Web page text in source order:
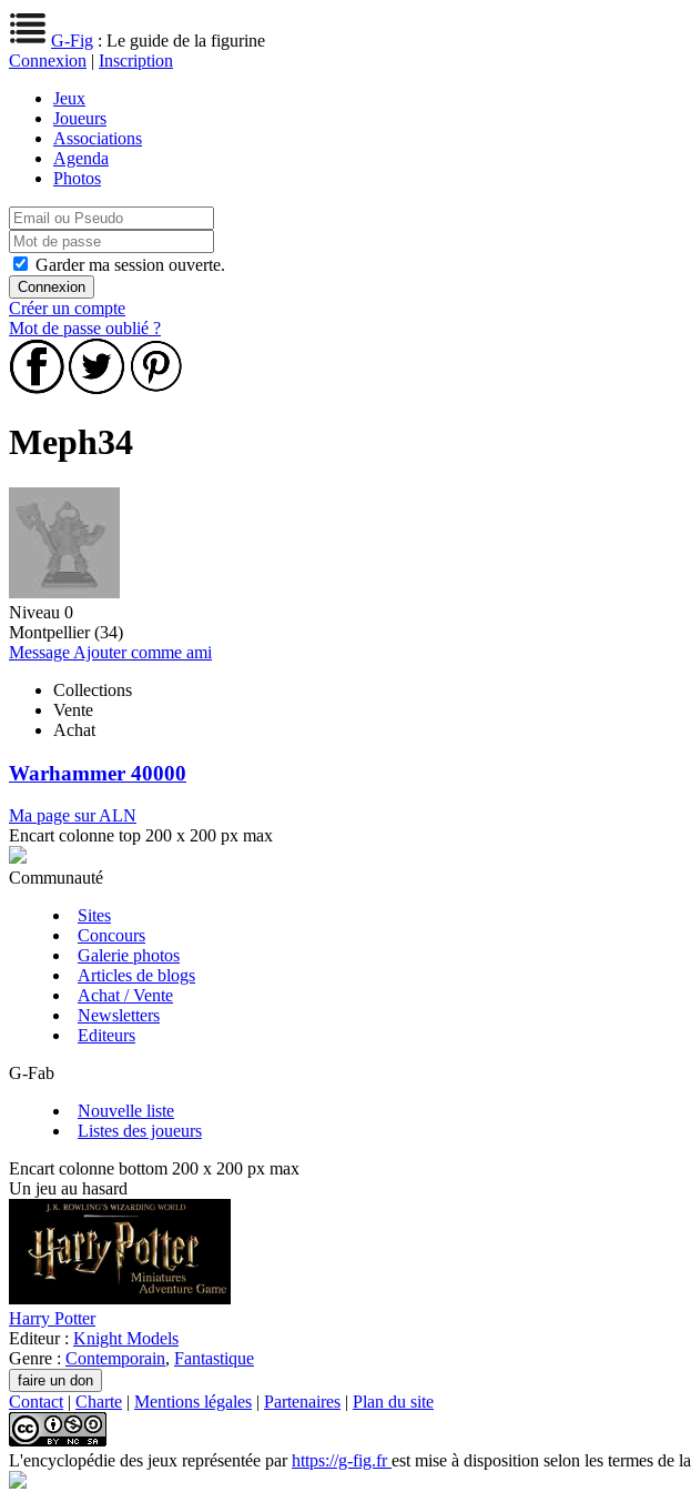
G-Fig : Le guide de la figurine
Connexion | Inscription
Jeux
Joueurs
Associations
Agenda
Photos
Garder ma session ouverte.
Créer un compte
Mot de passe oublié ?
Meph34
Niveau 0
Montpellier (34)
Message Ajouter comme ami
Collections
Vente
Achat
Warhammer 40000
Ma page sur ALN
Encart colonne top 200 x 200 px max
Communauté
Sites
Concours
Galerie photos
Articles de blogs
Achat / Vente
Newsletters
Editeurs
G-Fab
Nouvelle liste
Listes des joueurs
Encart colonne bottom 200 x 200 px max
Un jeu au hasard
Harry Potter
Editeur : Knight Models
Genre : Contemporain, Fantastique
Contact | Charte | Mentions légales | Partenaires | Plan du site
L'encyclopédie des jeux représentée parhttps://g-fig.frest mise à disposition selon les termes de la